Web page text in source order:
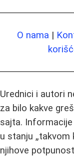
O nama |
Urednici i autori
za bilo kakve
sajta.
u stanju „takvom
njihove